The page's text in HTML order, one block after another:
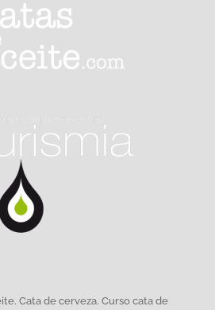
Cata de cerveza. Curso cata de